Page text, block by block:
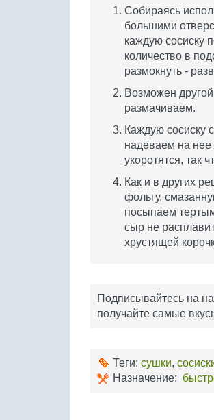
Собираясь
большими
каждую сосиску
количество в
размокнуть -
Возможен
размачиваем.
Каждую сосиску
надеваем на нее
укоротятся, так
Как и в других
фольгу,
посыпаем
сыр не
хрустящей
Подписывайтесь на
получайте самые
Теги: сушки,
Назначение: